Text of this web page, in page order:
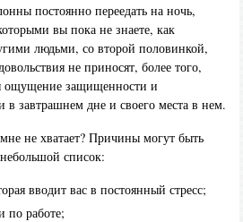
постоянно переедать на ночь,
вы пока не знаете, как
людьми, со второй половинкой,
не приносят, более того,
ощущение защищенности и
в завтрашнем дне и своего места в нем.
не хватает? Причины могут быть
список:
вводит вас в постоянный стресс;
по работе;